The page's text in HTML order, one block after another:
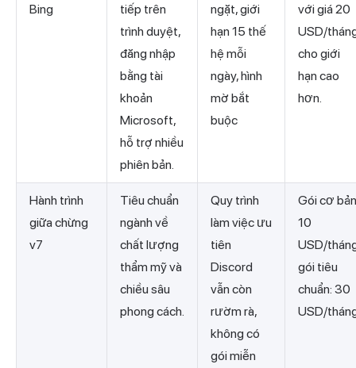
Bing
tiếp trên
trình duyệt,
đăng nhập
bằng tài
khoản
Microsoft,
hỗ trợ nhiều
phiên bản.
ngặt, giới
hạn 15 thế
hệ mỗi
ngày, hình
mờ bắt
buộc
với giá 20
USD/
cho giới
hạn cao
hơn.
Hành trình
giữa chừng
v7
Tiêu chuẩn
ngành về
chất lượng
thẩm mỹ và
chiều sâu
phong cách.
Quy trình
làm việc ưu
tiên
Discord
vẫn còn
rườm rà,
không có
gói miễn
Gói cơ
10
USD/
gói tiêu
chuẩn: 30
USD/